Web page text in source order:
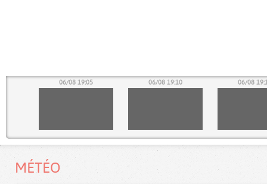
06/08 19:05 06/08 19:10 06/08
MÉTÉO